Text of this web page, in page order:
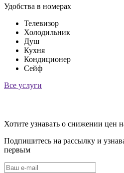
Удобства в номерах
Телевизор
Холодильник
Душ
Кухня
Кондиционер
Сейф
Все услуги
Хотите узнавать о снижении цен
Подпишитесь на рассылку и
первым